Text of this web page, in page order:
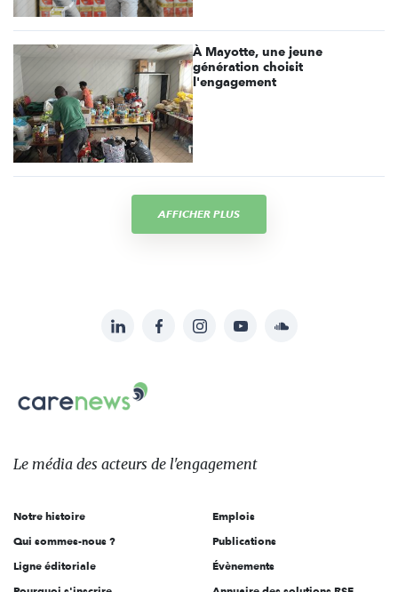
À Mayotte, une jeune
génération choisit
l'engagement
AFFICHER PLUS
sur:
LinkedInFacebookInstagramYouTubeSoundcloud
Carenews,
Le
des
l'engagement
Le média des acteurs de l'engagement
Notre histoire
Qui sommes-nous ?
Ligne éditoriale
Emplois
Publications
Évènements